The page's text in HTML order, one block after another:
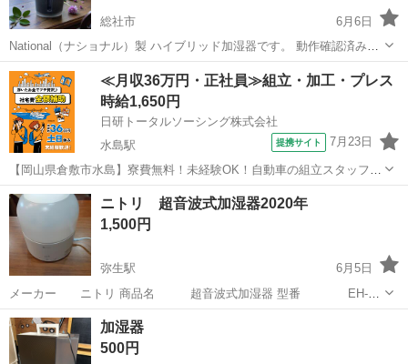
総社市
6月6日
National（ナショナル）製 ハイブリッド加湿器です。 動作確認済み。
簡易清掃済みです。 目立つ大きな破損はありませんが、使用に伴う小
キズやスレはあります。 中古品にご理解ある方のみお願いいたしま
す。 ハイブリッ...
岡山 総社市 季節、空調家電 ハート
≪月収36万円・正社員≫組立・加工・プレス
時給1,650円
日研トータルソーシング株式会社
水島駅
提携サイト 7月23日
【岡山県倉敷市水島】寮費無料！未経験OK！自動車の組立スタッフ
《お仕事No.NS0089》 お仕事について 車の組立作業です。専用レール
に乗って流れてくる車の骨組みに、車内外の各部品・ハンドル・足回
り・ドア・シートなどの各...
岡山 倉敷市 水島駅 その他
ニトリ 超音波式加湿器2020年
1,500円
弥生駅
6月5日
メーカー ニトリ 商品名 超音波式加湿器 型番 EH-N-
31818 製造年 2020年 加湿量 3段階式 色 ホワイ
ト サイズ 高さ 21cm 直径 17cm 目立ったキズや汚れはあり
ま...
岡山 倉敷市 弥生駅
加湿器
500円